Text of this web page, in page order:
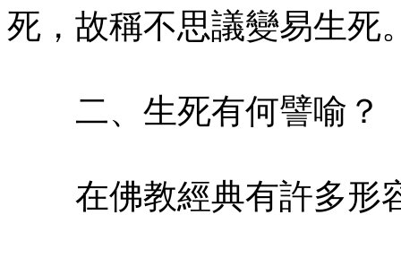
死，故稱不思議變易生死
二、生死有何譬喻？
在佛教經典有許多形